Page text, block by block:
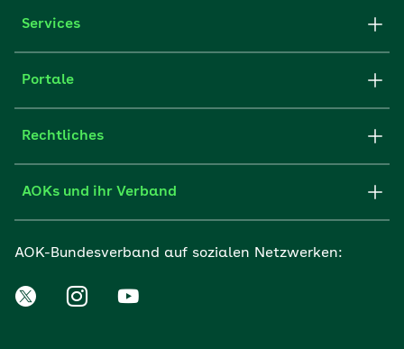
Services
Portale
Rechtliches
AOKs und ihr Verband
AOK-Bundesverband auf sozialen Netzwerken: